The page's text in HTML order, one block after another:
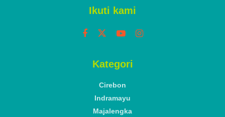
Ikuti kami
Kategori
Cirebon
Indramayu
Majalengka